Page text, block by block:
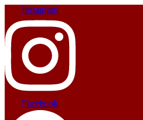
Instagram
Facebook